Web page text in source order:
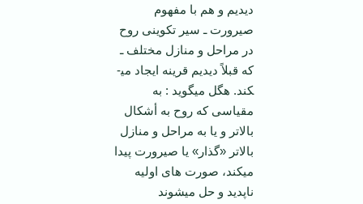
دیدیم و هم با مفهوم
صیرورت ـ سیر تکوینی روح
در مراحل و منازل مختلف ـ
که قبلاً دیدیم قرینه ایجاد می­
کند. هگل می­گوید : به
مقیاسی که روح به أشکال
بالاتر و یا به مراحل و منازل
بالاتر «گذار» یا صیرورت پیدا
می­کند، صورت های اولیه
ناپدید و حل می­شوند